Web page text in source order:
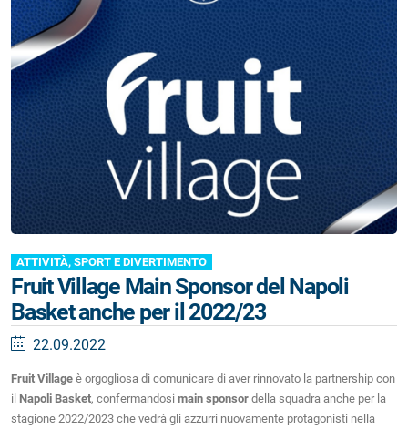
ATTIVITÀ, SPORT E DIVERTIMENTO
Fruit Village Main Sponsor del Napoli
Basket anche per il 2022/23
22.09.2022
Fruit Village è orgogliosa di comunicare di aver rinnovato la partnership con
il Napoli Basket, confermandosi main sponsor della squadra anche per la
stagione 2022/2023 che vedrà gli azzurri nuovamente protagonisti nella